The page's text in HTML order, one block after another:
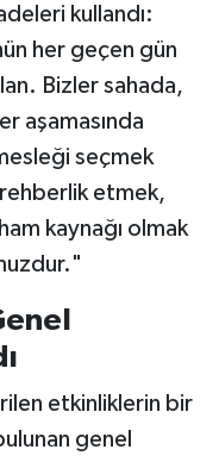
kullandı:
her geçen gün
Bizler sahada,
aşamasında
seçmek
etmek,
kaynağı olmak
etkinliklerin bir
genel